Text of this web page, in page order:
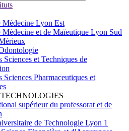
Médecine Lyon Est
Médecine et de Maïeutique Lyon Sud
Sciences et Techniques de
Sciences Pharmaceutiques et
supérieur du professorat et de
de Technologie Lyon 1